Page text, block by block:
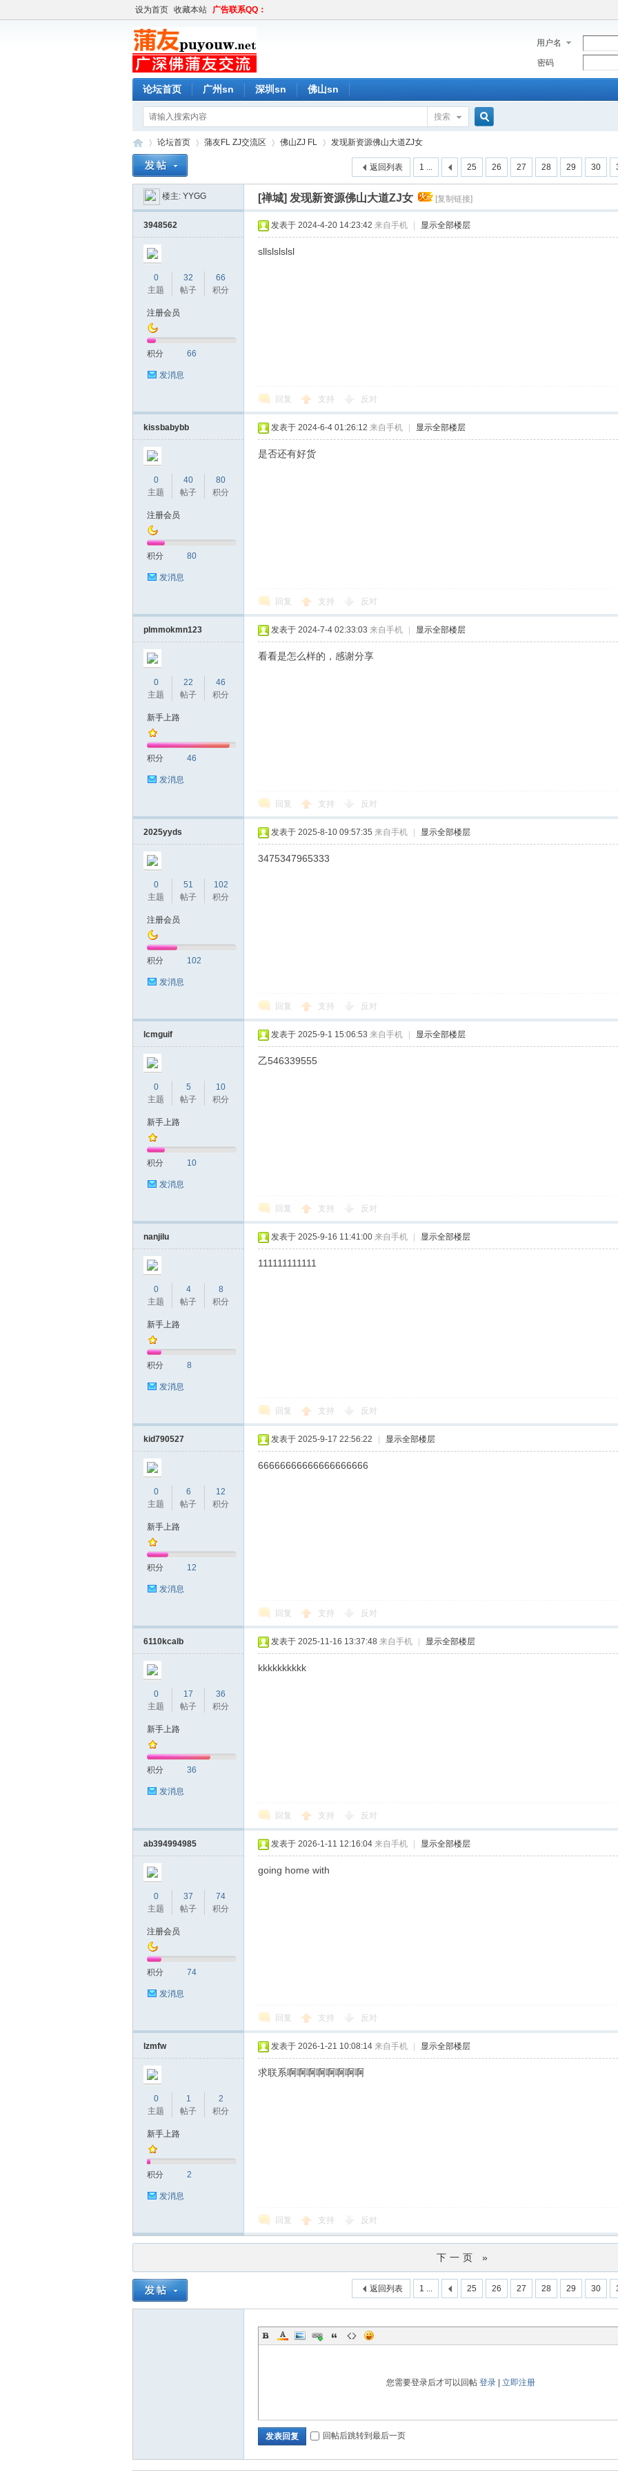
设为首页 收藏本站 广告联系QQ：
用户名
密码
论坛首页 广州sn 深圳sn 佛山sn
搜索
论
圳
品
»
论坛首页
›
蒲友FL ZJ交流区
›
佛山ZJ FL
›
发现新资源佛山大道ZJ女
1 ... 25 26 27 28 29 30
返回列表
楼主: YYGG [禅城] 发现新资源佛山大道ZJ女 [复制链接]
3948562
0
主题
32
帖子
66
积分
注册会员
积分 66
发消息
发表于 2024-4-20 14:23:42 来自手机 显示全部楼层
sllslslslsl
回复 支持 反对
kissbabybb
0
主题
40
帖子
80
积分
注册会员
积分 80
发消息
发表于 2024-6-4 01:26:12 来自手机 显示全部楼层
是否还有好货
回复 支持 反对
plmmokmn123
0
主题
22
帖子
46
积分
新手上路
积分 46
发消息
发表于 2024-7-4 02:33:03 来自手机 显示全部楼层
看看是怎么样的，感谢分享
回复 支持 反对
2025yyds
0
主题
51
帖子
102
积分
注册会员
积分 102
发消息
发表于 2025-8-10 09:57:35 来自手机 显示全部楼层
3475347965333
回复 支持 反对
lcmguif
0
主题
5
帖子
10
积分
新手上路
积分 10
发消息
发表于 2025-9-1 15:06:53 来自手机 显示全部楼层
乙546339555
回复 支持 反对
nanjilu
0
主题
4
帖子
8
积分
新手上路
积分 8
发消息
发表于 2025-9-16 11:41:00 来自手机 显示全部楼层
111111111111
回复 支持 反对
kid790527
0
主题
6
帖子
12
积分
新手上路
积分 12
发消息
发表于 2025-9-17 22:56:22 显示全部楼层
66666666666666666666
回复 支持 反对
6110kcalb
0
主题
17
帖子
36
积分
新手上路
积分 36
发消息
发表于 2025-11-16 13:37:48 来自手机 显示全部楼层
kkkkkkkkkk
回复 支持 反对
ab394994985
0
主题
37
帖子
74
积分
注册会员
积分 74
发消息
发表于 2026-1-11 12:16:04 来自手机 显示全部楼层
going home with
回复 支持 反对
lzmfw
0
主题
1
帖子
2
积分
新手上路
积分 2
发消息
发表于 2026-1-21 10:08:14 来自手机 显示全部楼层
求联系啊啊啊啊啊啊啊啊
回复 支持 反对
下一页 »
1 ... 25 26 27 28 29 30
返回列表
您需要登录后才可以回帖 登录| 立即注册
发表回复 回帖后跳转到最后一页